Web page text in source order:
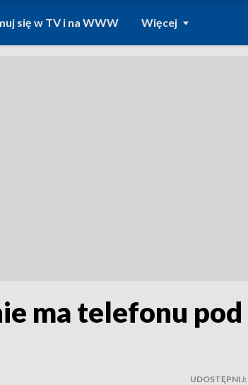
się w TV i na WWW Więcej
ma telefonu
UDOSTĘPNIJ: